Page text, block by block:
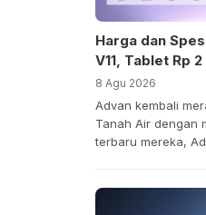
Harga dan
V11, Tablet Rp
8 Agu 2026
Advan kembali
Tanah Air dengan
terbaru mereka,